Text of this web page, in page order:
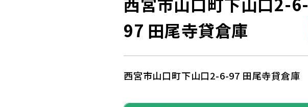
97 田尾寺貸倉庫
西宮市山口町下山口2-6-97 田尾寺貸倉庫